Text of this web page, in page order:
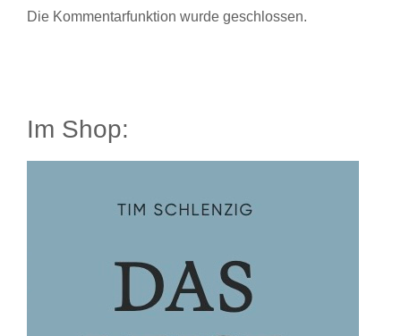
Die Kommentarfunktion wurde geschlossen.
Im Shop: